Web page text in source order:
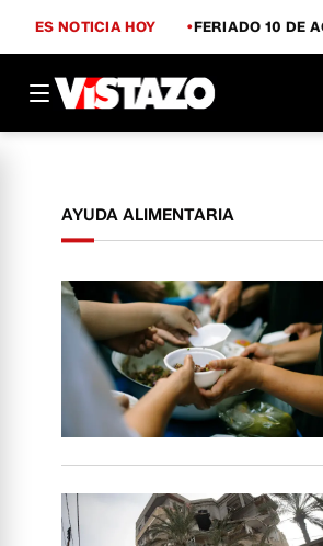
ES NOTICIA HOY FERIADO 10 DE
AYUDA ALIMENTARIA